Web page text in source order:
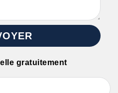
gratuitement